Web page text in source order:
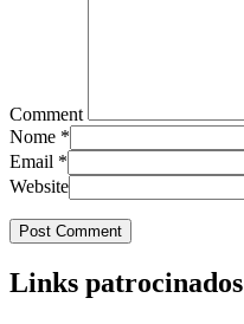
Comment
Nome *
Email *
Website
Links patrocinados